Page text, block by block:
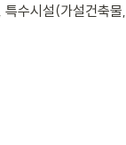
수시설(가설건축